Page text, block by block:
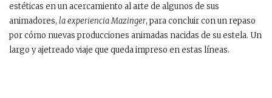
estéticas en un acercamiento al arte de algunos de sus
animadores, la experiencia Mazinger, para concluir con un repaso
por cómo nuevas producciones animadas nacidas de su estela. Un
largo y ajetreado viaje que queda impreso en estas líneas.